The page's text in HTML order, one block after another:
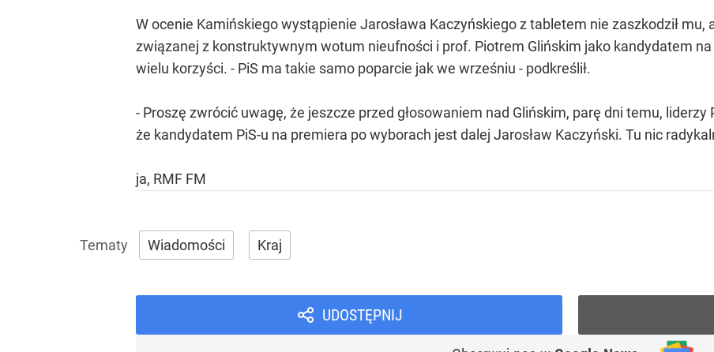
W ocenie Kamińskiego wystąpienie Jarosława Kaczyńskiego z tabletem nie zaszkodził mu,
związanej z konstruktywnym wotum nieufności i prof. Piotrem Glińskim jako kandydatem
wielu korzyści. - PiS ma takie samo poparcie jak we wrześniu - podkreślił.
- Proszę zwrócić uwagę, że jeszcze przed głosowaniem nad Glińskim, parę dni temu, liderzy
że kandydatem PiS-u na premiera po wyborach jest dalej Jarosław Kaczyński. Tu nic
ja, RMF FM
Wiadomości Kraj
UDOSTĘPNIJ